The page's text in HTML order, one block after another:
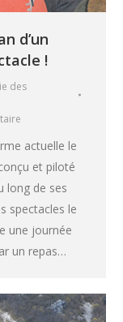
d’un
!
des
actuelle le
et piloté
long de ses
spectacles le
une journée
un repas…